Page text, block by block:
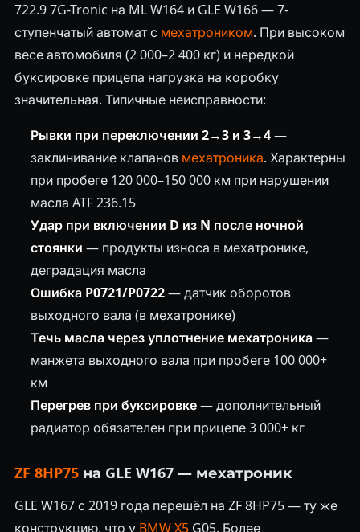
722.9 7G-Tronic на ML W164 и GLE W166 — 7-
ступенчатый автомат с мехатроником. При высоком
весе автомобиля (2 000–2 400 кг) и нередкой
буксировке прицепа нагрузка на коробку
значительная. Типичные неисправности:
Рывки при переключении 2→3 и 3→4—
заклинивание клапанов мехатроника. Характерны
при пробеге 120 000–150 000 км при нарушении
масла ATF 236.15
Удар при включении D из N после ночной
стоянки — продукты износа в мехатронике,
деградация масла
Ошибка P0721/P0722— датчик оборотов
выходного вала (в мехатронике)
Течь масла через уплотнение мехатроника—
манжета выходного вала при пробеге 100 000+
км
Перегрев при буксировке— дополнительный
радиатор обязателен при прицепе 3 000+ кг
ZF 8HP75на GLE W167 — мехатроник
GLE W167 с 2019 года перешёл на ZF 8HP75 — ту же
конструкцию, что у BMW X5G05. Более